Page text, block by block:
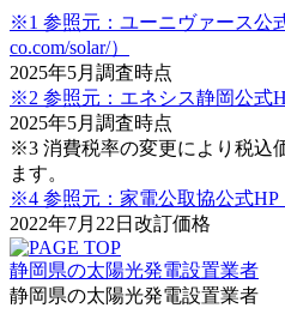
※1 参照元：ユーニヴァース公
co.com/solar/）
2025年5月調査時点
※2 参照元：エネシス静岡公式
2025年5月調査時点
※3 消費税率の変更により税込
ます。
※4 参照元：家電公取協公式HP
2022年7月22日改訂価格
静岡県の太陽光発電設置業者
静岡県の太陽光発電設置業者